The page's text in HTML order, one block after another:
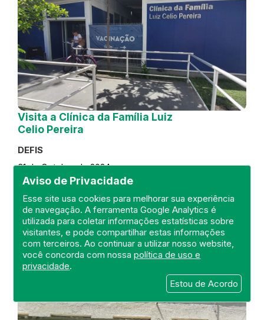
Aviso de Privacidade
Esse site usa cookies para melhorar sua experiência
de navegação. A ferramenta Google Analytics é
utilizada para coletar informações estatísticas sobre
visitantes, e pode compartilhar estas informações
com terceiros. Ao continuar a utilizar nosso website,
você concorda com nossapolítica de uso e
privacidade.
Estou de Acordo
Visita a Clínica da Família Luiz
Celio Pereira
DEFIS
31 de October de 2024
REGIÃO METROPOLITANA
DEFIS
ATO MÉDICO
CLÍNICA DA FAMÍLIA